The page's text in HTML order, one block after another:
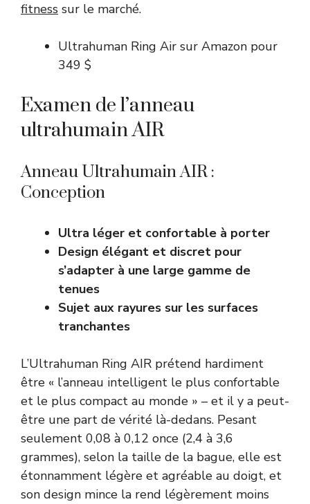
fitness sur le marché.
Ultrahuman Ring Air sur Amazon pour
349 $
Examen de l’anneau
ultrahumain AIR
Anneau Ultrahumain AIR :
Conception
Ultra léger et confortable à porter
Design élégant et discret pour
s’adapter à une large gamme de
tenues
Sujet aux rayures sur les surfaces
tranchantes
L’Ultrahuman Ring AIR prétend hardiment
être « l’anneau intelligent le plus confortable
et le plus compact au monde » – et il y a peut-
être une part de vérité là-dedans. Pesant
seulement 0,08 à 0,12 once (2,4 à 3,6
grammes), selon la taille de la bague, elle est
étonnamment légère et agréable au doigt, et
son design mince la rend légèrement moins